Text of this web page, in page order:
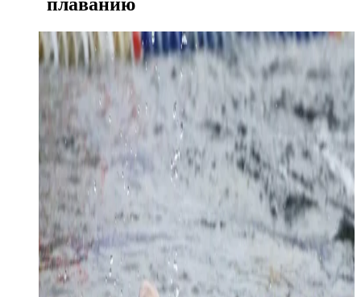
плаванию